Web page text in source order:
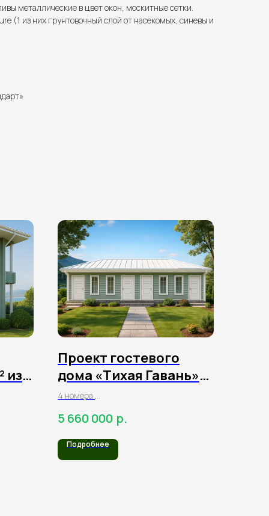
металлические в цвет окон, москитные сетки.
(1 из них грунтовочный слой от насекомых, синевы и
из
Проект гостевого
дома «Тихая Гавань»
84 м² из клееного
бруса
4 номера
в аренду
5 660 000 р.
Подробнее